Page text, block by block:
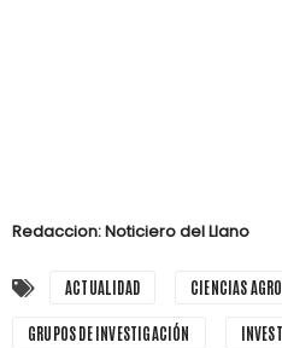
Redaccion: Noticiero del Llano
ACTUALIDAD CIENCIAS
GRUPOS DE INVESTIGACIÓN